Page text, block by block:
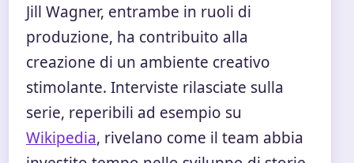
Jill Wagner, entrambe in ruoli di
produzione, ha contribuito alla
creazione di un ambiente creativo
stimolante. Interviste rilasciate sulla
serie, reperibili ad esempio su
Wikipedia, rivelano come il team abbia